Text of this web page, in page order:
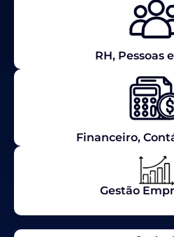
RH, Pessoas
Financeiro,
Gestão